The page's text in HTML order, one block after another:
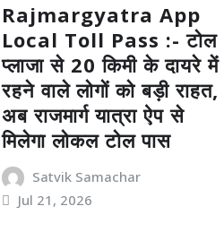
Rajmargyatra App
Local Toll Pass :- टोल
प्लाजा से 20 किमी के दायरे में
रहने वाले लोगों को बड़ी राहत,
अब राजमार्ग यात्रा ऐप से
मिलेगा लोकल टोल पास
Satvik Samachar
Jul 21, 2026